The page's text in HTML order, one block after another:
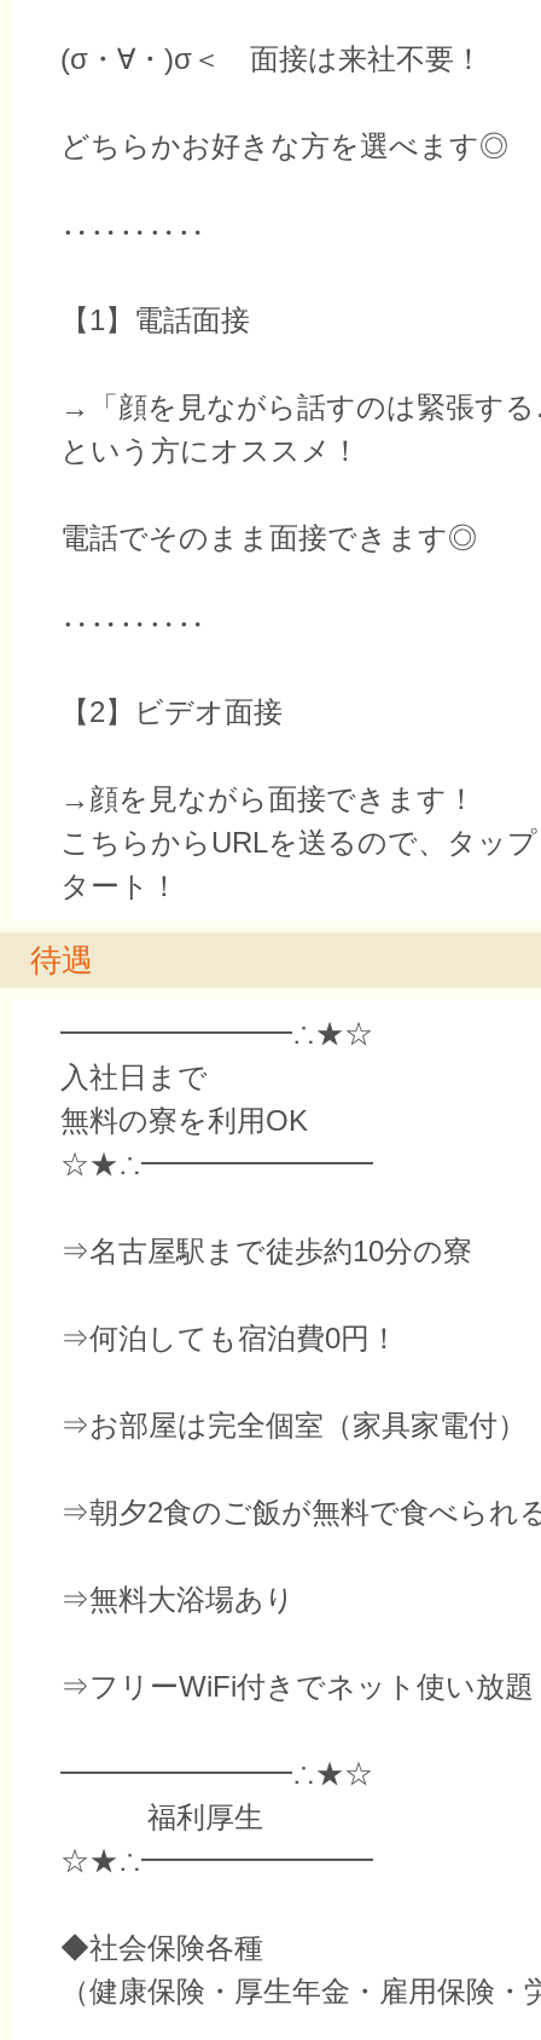
(σ・∀・)σ＜ 面接は来社不要！
どちらかお好きな方を選べます◎
‥‥‥‥‥
【1】電話面接
→「顔を見ながら話すのは緊張す
という方にオススメ！
電話でそのまま面接できます◎
‥‥‥‥‥
【2】ビデオ面接
→顔を見ながら面接できます！
こちらからURLを送るので、タッ
タート！
待遇
━━━━━━━━∴★☆
入社日まで
無料の寮を利用OK
☆★∴━━━━━━━━
⇒名古屋駅まで徒歩約10分の寮
⇒何泊しても宿泊費0円！
⇒お部屋は完全個室（家具家電付）
⇒朝夕2食のご飯が無料で食べられ
⇒無料大浴場あり
⇒フリーWiFi付きでネット使い放題
━━━━━━━━∴★☆
福利厚生
☆★∴━━━━━━━━
◆社会保険各種
（健康保険・厚生年金・雇用保険・